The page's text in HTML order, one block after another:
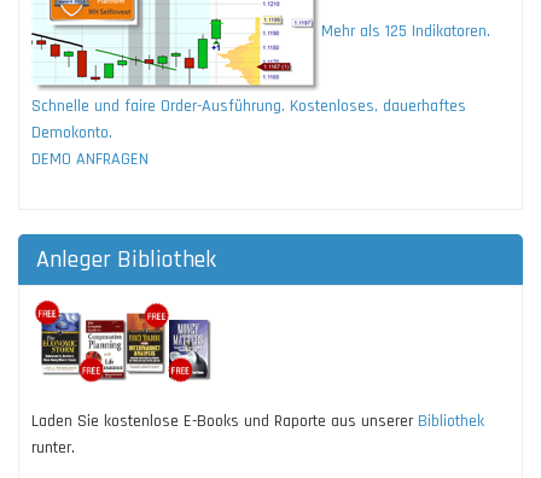
Mehr als 125 Indikatoren.
Schnelle und faire Order-Ausführung. Kostenloses, dauerhaftes
Demokonto.
DEMO ANFRAGEN
Anleger Bibliothek
Laden Sie kostenlose E-Books und Raporte aus unserer Bibliothek
runter.